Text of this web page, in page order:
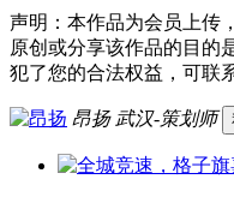
声明：本作品为会员上传
原创或分享该作品的目的
犯了您的合法权益，可联
昂扬 武汉-策划师